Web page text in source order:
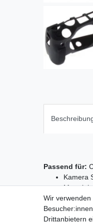
Passend für:
Kamera
Material:
Farbe:
Wir
Drittanbietern